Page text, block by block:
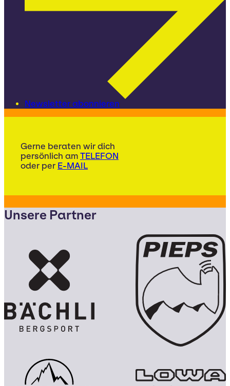
Newsletter abonnieren
Gerne beraten wir dich
persönlich am TELEFON
oder per E-MAIL
Unsere Partner